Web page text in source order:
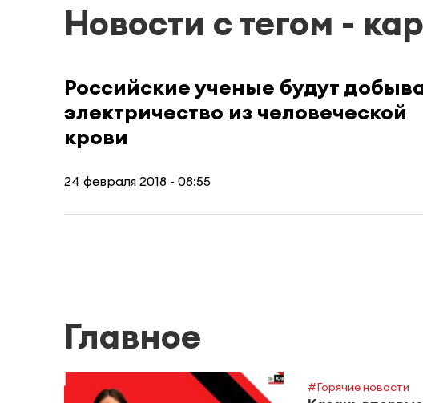
Новости с тегом -
Российские ученые будут
электричество из человеческой
крови
24 февраля 2018 - 08:55
Главное
#Горячие новости